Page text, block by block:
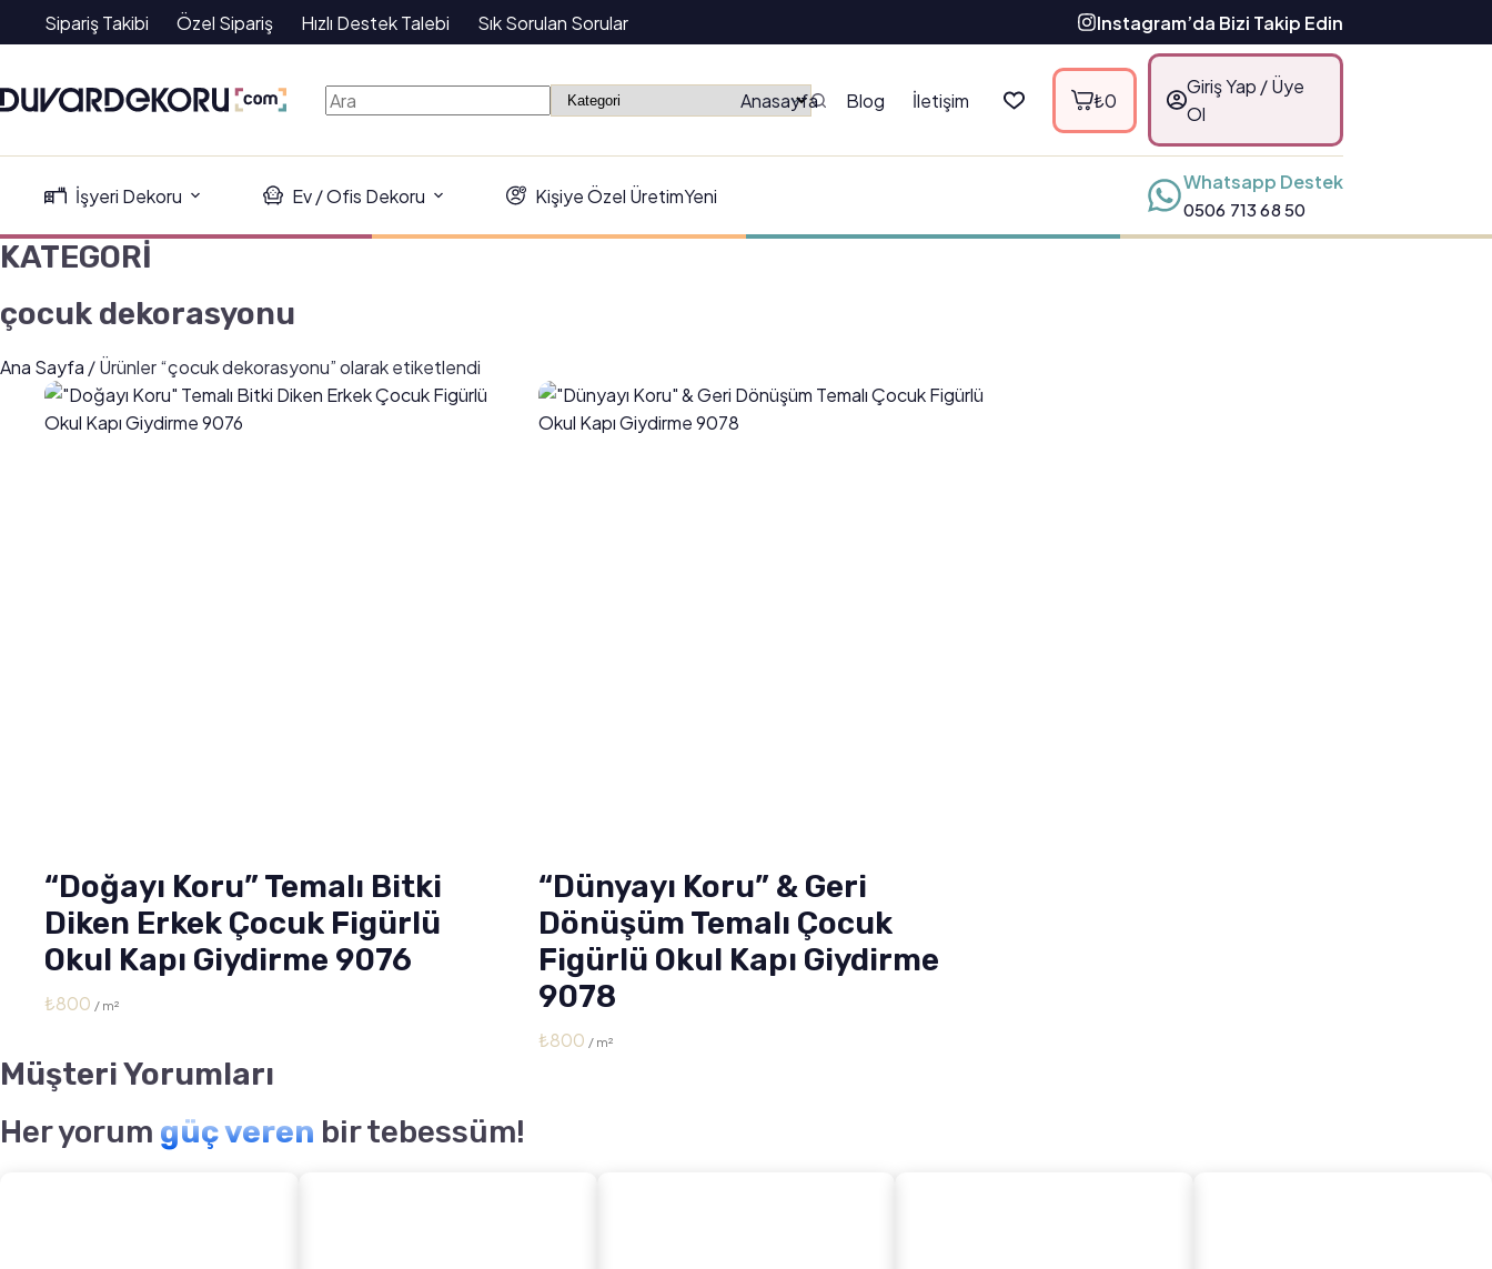
to
Sipariş Takibi Özel Sipariş Hızlı Destek Talebi Sık Sorulan Sorular Instagram’da Bizi Takip Edin
results
Anasayfa Blog İletişim
Shopping
cart
₺0
Giriş Yap / Üye
Ol
İşyeri Dekoru Ev / Ofis Dekoru Kişiye Özel ÜretimYeni
Whatsapp Destek
0506 713 68 50
KATEGORİ
çocuk dekorasyonu
Ana Sayfa / Ürünler “çocuk dekorasyonu” olarak etiketlendi
“Doğayı Koru” Temalı Bitki
Diken Erkek Çocuk Figürlü
Okul Kapı Giydirme 9076
₺800
“Dünyayı Koru” & Geri
Dönüşüm Temalı Çocuk
Figürlü Okul Kapı Giydirme
9078
₺800
Müşteri Yorumları
Her yorum güç veren bir tebessüm!